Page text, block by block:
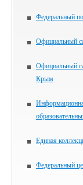
Федеральный
Официальный
Официальный
Крым
Единая
Федеральный